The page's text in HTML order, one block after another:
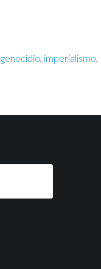
genocidio, imperialismo,